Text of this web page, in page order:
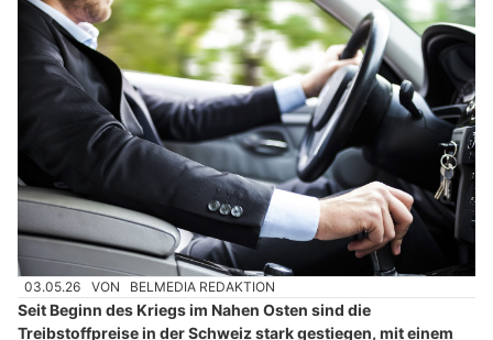
03.05.26 VON BELMEDIA REDAKTION
Seit Beginn des Kriegs im Nahen Osten sind die
Treibstoffpreise in der Schweiz stark gestiegen, mit einem